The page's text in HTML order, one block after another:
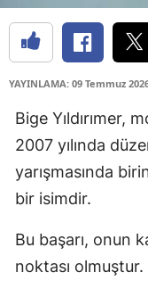
YAYINLAMA: 09 Temmuz
Bige Yıldırımer,
2007 yılında
yarışmasında
bir isimdir.
Bu başarı, onun
noktası olmuştur.